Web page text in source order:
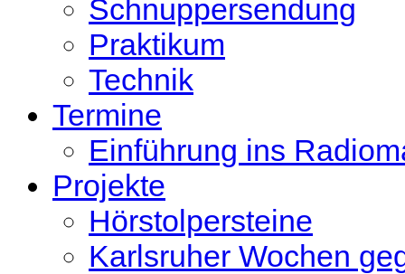
Schnuppersendung
Praktikum
Technik
Termine
Einführung ins
Projekte
Hörstolpersteine
Karlsruher Wochen